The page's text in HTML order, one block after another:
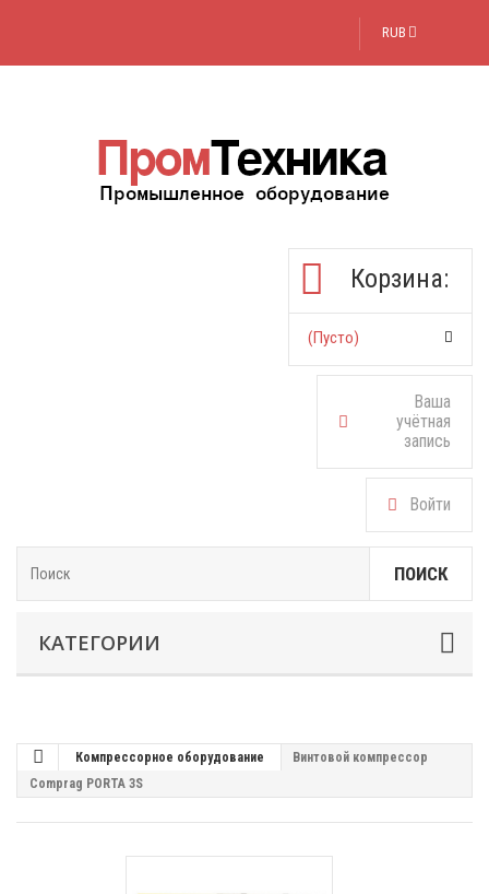
RUB
Корзина:
(пусто)
Ваша
учётная
запись
Войти
ПОИСК
КАТЕГОРИИ
Компрессорное оборудование
Винтовой компрессор
Comprag PORTA 3S